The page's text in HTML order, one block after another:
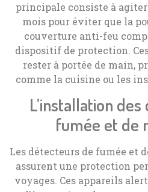
principale consiste à
mois pour éviter que la
couverture anti-feu
dispositif de protection.
rester à portée de main,
comme la cuisine ou les
L’installation
fumée et de
Les détecteurs de fumée et
assurent une protection
voyages. Ces appareils